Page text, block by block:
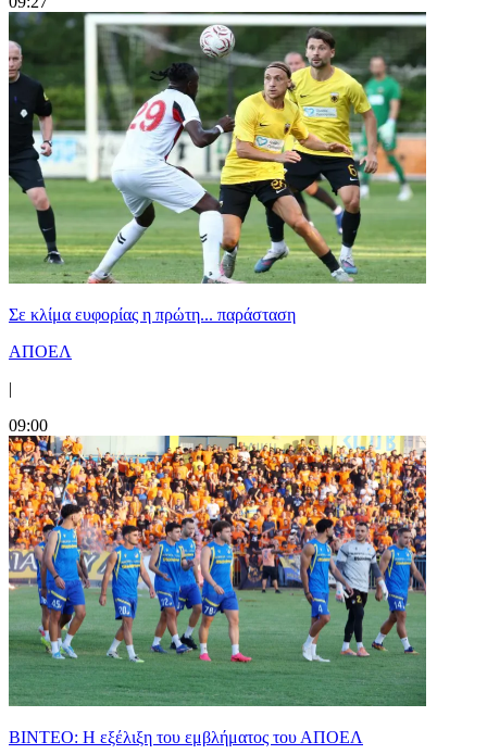
Σε κλίμα ευφορίας η πρώτη... παράσταση
ΑΠΟΕΛ
|
09:00
ΒΙΝΤΕΟ: Η εξέλιξη του εμβλήματος του ΑΠΟΕΛ